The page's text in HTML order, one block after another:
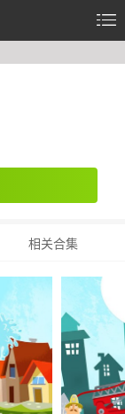
相关合集